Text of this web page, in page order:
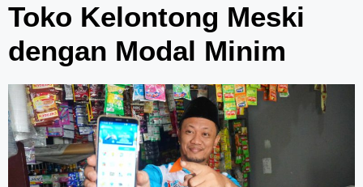
Toko Kelontong Meski
dengan Modal Minim